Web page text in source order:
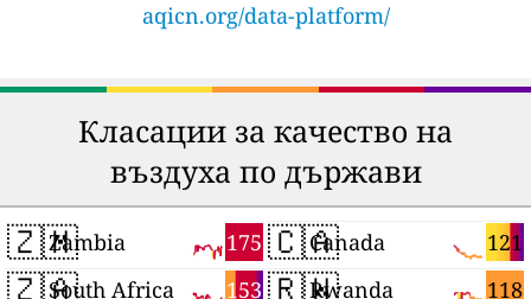
aqicn.org/data-platform/
Класации за качество на
въздуха по държави
🇿🇲 175
Zambia
🇿🇦 153
South Africa
🇨🇦 121
Canada
🇷🇼 118
Rwanda